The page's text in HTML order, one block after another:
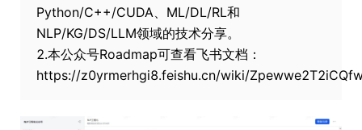
Python/C++/CUDA、ML/DL/RL和
NLP/KG/DS/LLM领域的技术分享。
2.本公众号Roadmap可查看飞书文档：
https://z0yrmerhgi8.feishu.cn/wiki/